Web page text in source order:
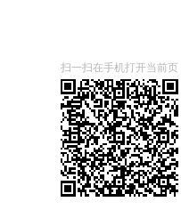
扫一扫在手机打开当前页